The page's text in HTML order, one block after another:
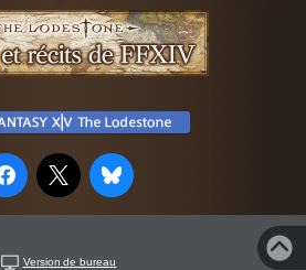
Version de bureau